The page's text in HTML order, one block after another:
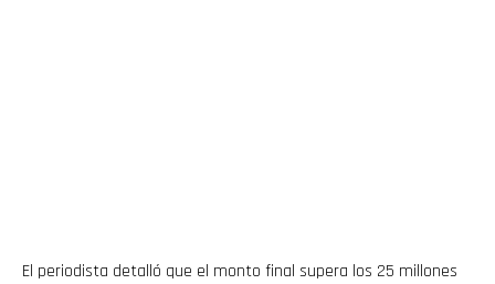
El periodista detalló que el monto final supera los 25 millones